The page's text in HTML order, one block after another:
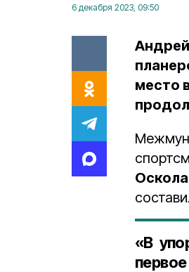
6 декабря 2023, 09:50
место
Оскола
«В